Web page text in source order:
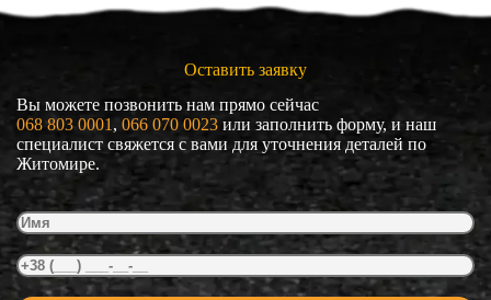
Оставить заявку
Вы можете позвонить нам прямо сейчас
068 803 0001 , 066 070 0023 или заполнить форму, и наш
специалист свяжется с вами для уточнения деталей по
Житомире.